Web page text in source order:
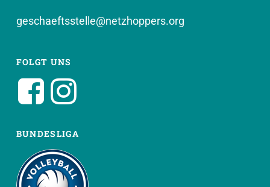
geschaeftsstelle@netzhoppers.org
FOLGT UNS
BUNDESLIGA